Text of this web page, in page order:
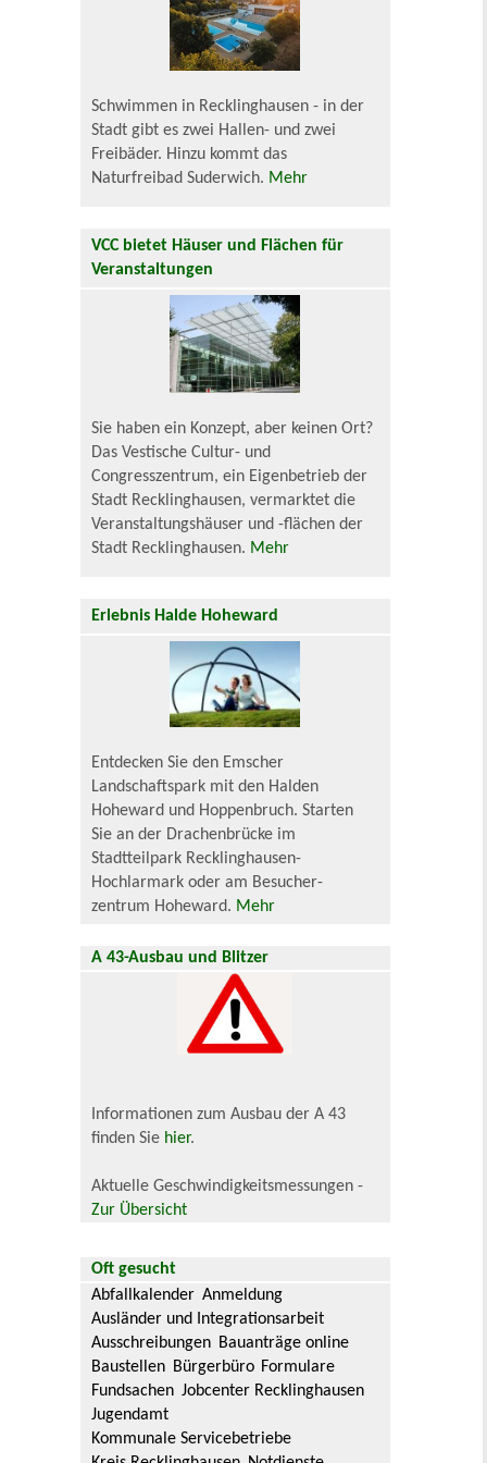
Schwimmen in Recklinghausen - in der
Stadt gibt es zwei Hallen- und zwei
Freibäder. Hinzu kommt das
Naturfreibad Suderwich. Mehr
VCC bietet Häuser und Flächen für
Veranstaltungen
Sie haben ein Konzept, aber keinen Ort?
Das Vestische Cultur- und
Congresszentrum, ein Eigenbetrieb der
Stadt Recklinghausen, vermarktet die
Veranstaltungshäuser und -flächen der
Stadt Recklinghausen. Mehr
Erlebnis Halde Hoheward
Entdecken Sie den Emscher
Landschaftspark mit den Halden
Hoheward und Hoppenbruch. Starten
Sie an der Drachenbrücke im
Stadtteilpark Recklinghausen-
Hochlarmark oder am Besucher-
zentrum Hoheward. Mehr
A 43-Ausbau und Blitzer
Informationen zum Ausbau der A 43
finden Sie hier.
Aktuelle Geschwindigkeitsmessungen -
Zur Übersicht
Oft gesucht
Abfallkalender Anmeldung
Ausländer und Integrationsarbeit
Ausschreibungen Bauanträge online
Baustellen Bürgerbüro Formulare
Fundsachen Jobcenter Recklinghausen
Jugendamt
Kommunale Servicebetriebe